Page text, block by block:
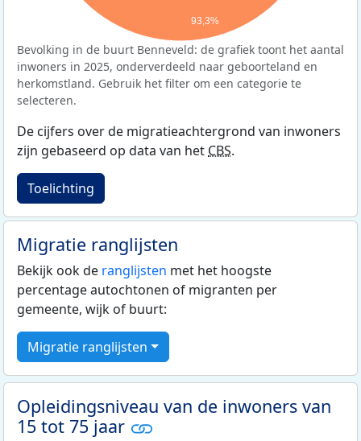
93,3%
Bevolking in de buurt Benneveld: de grafiek toont het aantal
inwoners in 2025, onderverdeeld naar geboorteland en
herkomstland. Gebruik het filter om een categorie te
selecteren.
De cijfers over de migratieachtergrond van inwoners
zijn gebaseerd op data van het CBS.
Toelichting
Migratie ranglijsten
Bekijk ook de ranglijsten met het hoogste
percentage autochtonen of migranten per
gemeente, wijk of buurt:
Migratie ranglijsten
Opleidingsniveau van de inwoners van
15 tot 75 jaar